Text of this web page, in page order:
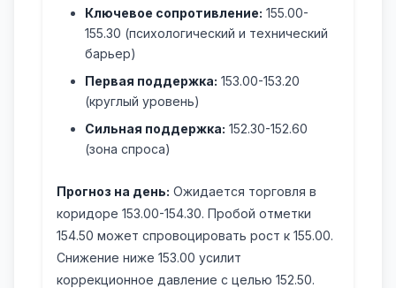
Ключевое сопротивление: 155.00-
155.30 (психологический и технический
барьер)
Первая поддержка: 153.00-153.20
(круглый уровень)
Сильная поддержка: 152.30-152.60
(зона спроса)
Прогноз на день: Ожидается торговля в
коридоре 153.00-154.30. Пробой отметки
154.50 может спровоцировать рост к 155.00.
Снижение ниже 153.00 усилит
коррекционное давление с целью 152.50.